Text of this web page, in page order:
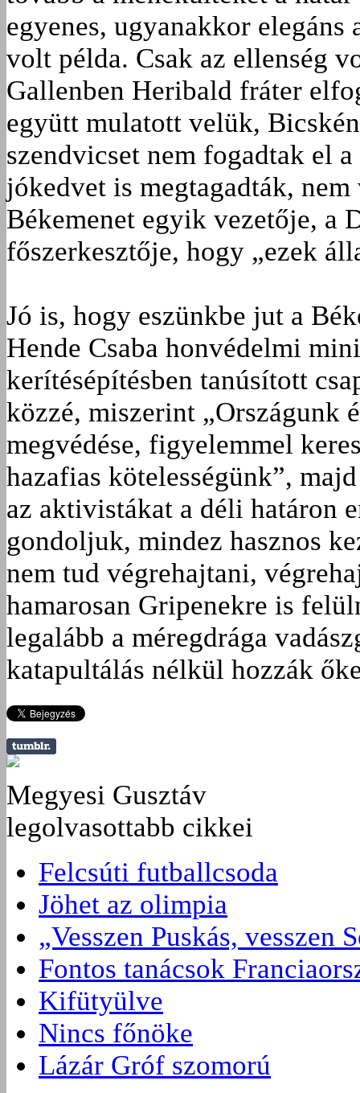
egyenes, ugyanakkor
volt példa. Csak az ellenség
Gallenben Heribald fráter
együtt mulatott velük,
szendvicset nem fogadtak el
jókedvet is megtagadták,
Békemenet egyik vezetője, a
főszerkesztője, hogy „ezek
Jó is, hogy eszünkbe jut a
Hende Csaba honvédelmi
kerítésépítésben tanúsított
közzé, miszerint „Országunk
megvédése, figyelemmel
hazafias kötelességünk”,
az aktivistákat a déli határon
gondoljuk, mindez hasznos
nem tud végrehajtani,
hamarosan Gripenekre is
legalább a méregdrága
katapultálás nélkül hozzák
Megyesi Gusztáv
legolvasottabb cikkei
Felcsúti futballcsoda
Jöhet az olimpia
„Vesszen Puskás, vesszen
Fontos tanácsok
Kifütyülve
Nincs főnöke
Lázár Gróf szomorú